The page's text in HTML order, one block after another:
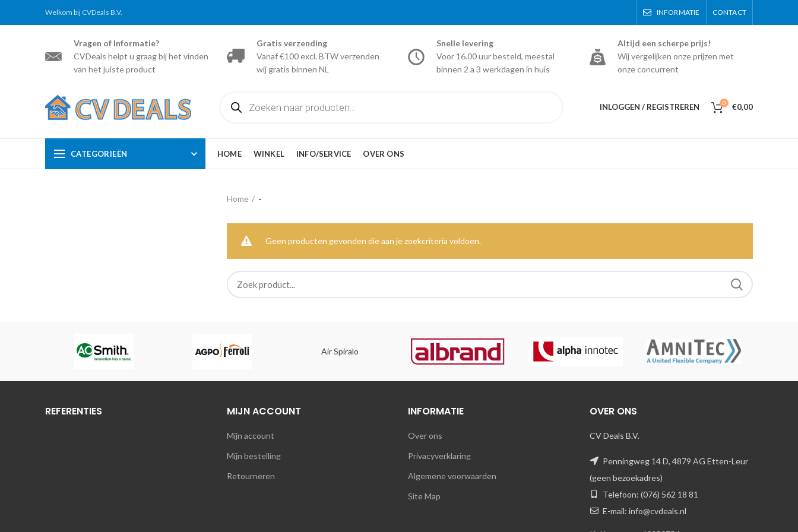
Welkom bij CVDeals B.V. INFORMATIE CONTACT
Vragen of Informatie?
CVDeals helpt u graag bij het vinden
van het juiste product
Gratis verzending
Vanaf €100 excl. BTW verzenden
wij gratis binnen NL
Snelle levering
Voor 16.00 uur besteld, meestal
binnen 2 a 3 werkdagen in huis
Altijd een scherpe prijs!
Wij vergelijken onze prijzen met
onze concurrent
zoeken
INLOGGEN / REGISTREREN 0 €0,00
CATEGORIEËN HOME WINKEL INFO/SERVICE OVER ONS
Home -
Geen producten gevonden die aan je zoekcriteria voldoen.
Air Spiralo
REFERENTIES MIJN ACCOUNT
Mijn account
Mijn bestelling
Retourneren
INFORMATIE
Over ons
Privacyverklaring
Algemene voorwaarden
Site Map
OVER ONS
CV Deals B.V.
Penningweg 14 D, 4879 AG Etten-Leur
(geen bezoekadres)
Telefoon: (076) 562 18 81
E-mail: info@cvdeals.nl